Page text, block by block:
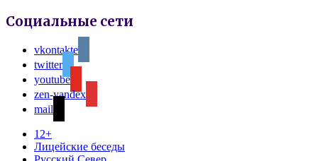
Социальные сети
vkontakte
twitter
youtube
zen-yandex
mail
12+
Лицейские беседы